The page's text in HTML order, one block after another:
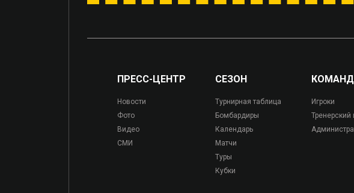
ПРЕСС-ЦЕНТР
Новости
Фото
Видео
СМИ
СЕЗОН
Турнирная таблица
Бомбардиры
Календарь
Матчи
Туры
Кубки
Игроки
Тренерский